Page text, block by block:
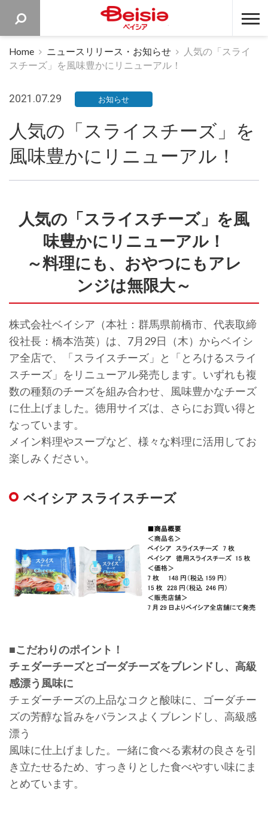
ベイシア
Home ニュースリリース・お知らせ
人気の「スライ
スチーズ」を風味豊かにリニューアル！
2021.07.29 お知らせ
人気の「スライスチーズ」を
風味豊かにリニューアル！
人気の「スライスチーズ」を風
味豊かにリニューアル！
～料理にも、おやつにもアレ
ンジは無限大～
株式会社ベイシア（本社：群馬県前橋市、代表取締
役社長：橋本浩英）は、7月29日（木）からベイシ
ア全店で、「スライスチーズ」と「とろけるスライ
スチーズ」をリニューアル発売します。いずれも複
数の種類のチーズを組み合わせ、風味豊かなチーズ
に仕上げました。徳用サイズは、さらにお買い得と
なっています。
メイン料理やスープなど、様々な料理に活用してお
楽しみください。
ベイシア スライスチーズ
■こだわりのポイント！
チェダーチーズとゴーダチーズをブレンドし、高級
感漂う風味に
チェダーチーズの上品なコクと酸味に、ゴーダチー
ズの芳醇な旨みをバランスよくブレンドし、高級感
漂う
風味に仕上げました。一緒に食べる素材の良さを引
き立たせるため、すっきりとした食べやすい味にま
とめています。